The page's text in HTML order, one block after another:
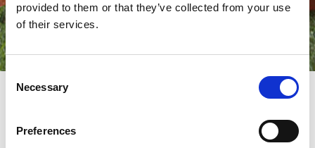
provided to them or that they’ve collected from your use
of their services.
Consent
Selection
Necessary
Preferences
"ZAJEDNIČKI RAST SA NAŠIM